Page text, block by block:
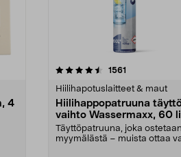
4
1561
Hiilihapotuslaitteet & maut
Hiilihappopatruuna
vaihto Wassermaxx, 60
Täyttöpatruuna, joka ostetaan
myymälästä – muista ottaa
4.5viidestä